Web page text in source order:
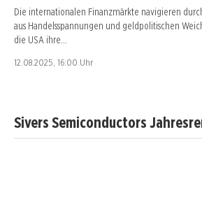
Die internationalen Finanzmärkte navigieren
aus Handelsspannungen und geldpolitischen
die USA ihre…
12.08.2025, 16:00 Uhr
Sivers Semiconductors